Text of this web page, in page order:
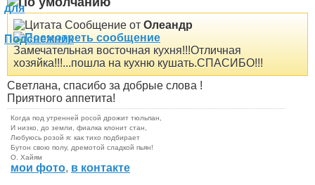
Сообщение от Олеандр
Замечательная восточная кухня!!!Отличная
хозяйка!!!...пошла на кухню кушать.СПАСИБО!!!
Светлана, спасибо за добрые слова !
Приятного аппетита!
Когда под утренней росой дрожит тюльпан,
И низко, до земли, фиалка клонит стан,
Любуюсь розой я: как тихо подбирает
Бутон свою полу, дремотой сладкой пьян!
О. Хайям
мои фото, в контакте